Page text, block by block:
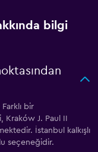
bilgi
bir
Kraków J. Paul II
İstanbul kalkışlı
seçeneğidir.